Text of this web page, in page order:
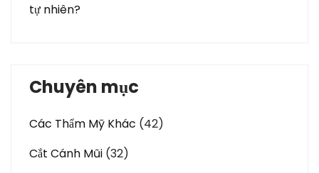
tự nhiên?
Chuyên mục
Các Thẩm Mỹ Khác (42)
Cắt Cánh Mũi (32)